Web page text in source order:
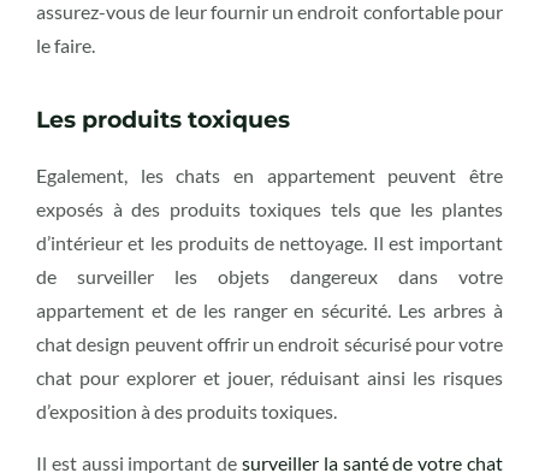
assurez-vous de leur fournir un endroit confortable pour
le faire.
Les produits toxiques
Egalement, les chats en appartement peuvent être
exposés à des produits toxiques tels que les plantes
d’intérieur et les produits de nettoyage. Il est important
de surveiller les objets dangereux dans votre
appartement et de les ranger en sécurité. Les arbres à
chat design peuvent offrir un endroit sécurisé pour votre
chat pour explorer et jouer, réduisant ainsi les risques
d’exposition à des produits toxiques.
Il est aussi important de surveiller la santé de votre chat